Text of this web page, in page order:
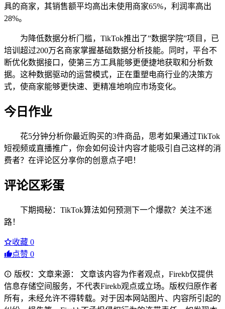
具的商家，其销售额平均高出未使用商家65%，利润率高出
28%。
为降低数据分析门槛，TikTok推出了”数据学院”项目，已
培训超过200万名商家掌握基础数据分析技能。同时，平台不
断优化数据接口，使第三方工具能够更便捷地获取和分析数
据。这种数据驱动的运营模式，正在重塑电商行业的决策方
式，使商家能够更快速、更精准地响应市场变化。
今日作业
花5分钟分析你最近购买的3件商品，思考如果通过TikTok
短视频或直播推广，你会如何设计内容才能吸引自己这样的消
费者？在评论区分享你的创意点子吧！
评论区彩蛋
下期揭秘：TikTok算法如何预测下一个爆款？关注不迷
路！
收藏 0
点赞 0
版权：文章来源： 文章该内容为作者观点，Firekb仅提供
信息存储空间服务，不代表Firekb观点或立场。版权归原作者
所有，未经允许不得转载。对于因本网站图片、内容所引起的